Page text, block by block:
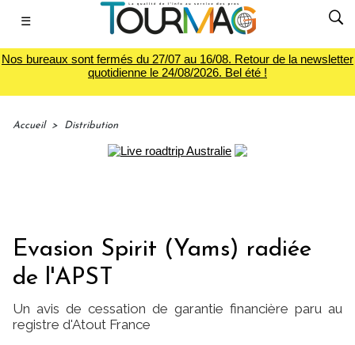
☰
Nos bureaux sont fermés du 27/07 au 16/08. Retour de la newsletter
quotidienne le 24/08/2026. Bel été !
Accueil > Distribution
Evasion Spirit (Yams) radiée
de l'APST
Un avis de cessation de garantie financière paru au
registre d'Atout France